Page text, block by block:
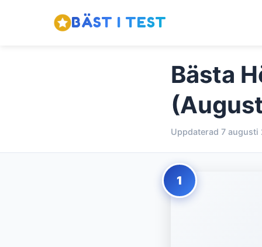
BÄST I TEST
Bästa
Uppdaterad 7
1